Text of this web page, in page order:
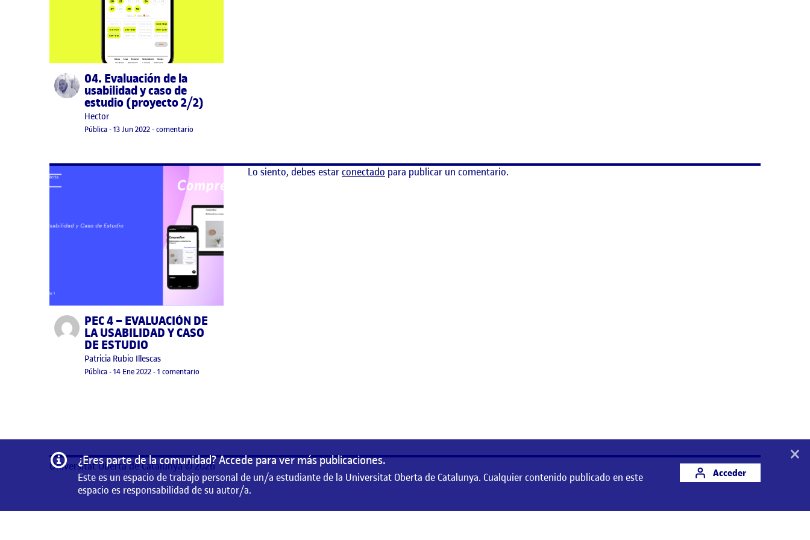
Publicado por04. Evaluación de la
usabilidad y caso de
estudio (proyecto 2/2)
Publicado por
Hector
Visibilidad:
Pública-Fecha de publicación
13 Jun 202213 junio, 2022 9:45 pm
-comentario
Publicado porPEC 4 – EVALUACIÓN DE
LA USABILIDAD Y CASO
DE ESTUDIO
Publicado por
Patricia Rubio Illescas
Visibilidad:
Pública-Fecha de publicación
14 Ene 202211 agosto, 2022 7:35 am
-1 comentario
Lo siento, debes estarconectado para publicar un comentario.
Información
¿Eres parte de la comunidad? Accede para ver más publicaciones.
Este es un espacio de trabajo personal de un/a estudiante de la Universitat Oberta de Catalunya. Cualquier contenido publicado en este
espacio es responsabilidad de su autor/a.
Acceder
×
Universitat Oberta de Catalunya © 2026